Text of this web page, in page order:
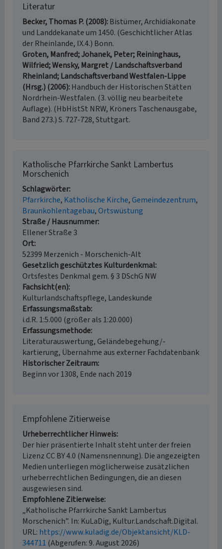
Literatur
Becker, Thomas P. (2008) Bistümer, Archidiakonate
und Landdekanate um 1450. (Geschichtlicher Atlas
der Rheinlande, IX.4.) Bonn.
Groten, Manfred; Johanek, Peter; Reininghaus,
Wilfried; Wensky, Margret / Landschaftsverband
Rheinland; Landschaftsverband Westfalen-Lippe
(Hrsg.) (2006) Handbuch der Historischen Stätten
Nordrhein-Westfalen. (3. völlig neu bearbeitete
Auflage). (HbHistSt NRW, Kröners Taschenausgabe,
Band 273.) S. 727-728, Stuttgart.
Katholische Pfarrkirche Sankt Lambertus
Morschenich
Schlagwörter
Pfarrkirche Katholische Kirche Gemeindezentrum
Braunkohlentagebau Ortswüstung
Straße / Hausnummer
Ellener Straße 3
Ort
52399 Merzenich - Morschenich-Alt
Gesetzlich geschütztes Kulturdenkmal
Ortsfestes Denkmal gem. § 3 DSchG NW
Fachsicht(en)
Kulturlandschaftspflege, Landeskunde
Erfassungsmaßstab
i.d.R. 1:5.000 (größer als 1:20.000)
Erfassungsmethode
Literaturauswertung, Geländebegehung/-
kartierung, Übernahme aus externer Fachdatenbank
Historischer Zeitraum
Beginn vor 1308, Ende nach 2019
Empfohlene Zitierweise
Urheberrechtlicher Hinweis
Der hier präsentierte Inhalt steht unter der freien
Lizenz CC BY 4.0 (Namensnennung). Die angezeigten
Medien unterliegen möglicherweise zusätzlichen
urheberrechtlichen Bedingungen, die an diesen
ausgewiesen sind.
Empfohlene Zitierweise
„Katholische Pfarrkirche Sankt Lambertus
Morschenich”. In: KuLaDig, Kultur.Landschaft.Digital.
URL: https://www.kuladig.de/Objektansicht/KLD-
344711 (Abgerufen: 9. August 2026)